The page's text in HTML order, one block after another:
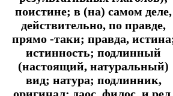
поистине; в (на) самом деле,
действительно, по правде,
прямо -таки; правда,
истинность; подлинный
(настоящий, натуральный)
вид; натура; подлинник,